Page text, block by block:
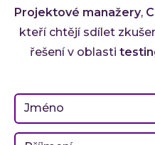
Projektové manažery,
kteří chtějí sdílet
řešení v oblasti